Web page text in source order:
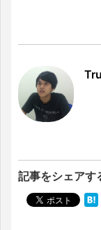
記事をシェアす